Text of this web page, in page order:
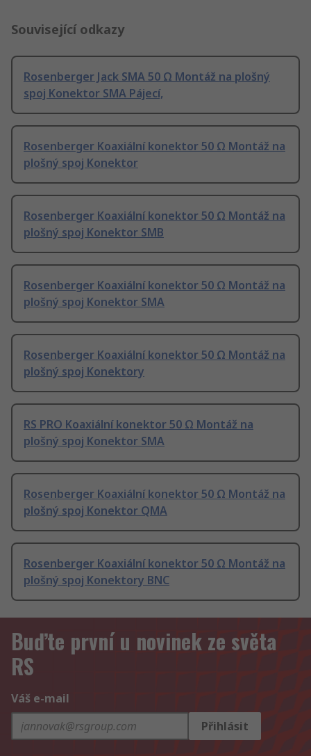
Související odkazy
Rosenberger Jack SMA 50 Ω Montáž na plošný
spoj Konektor SMA Pájecí,
Rosenberger Koaxiální konektor 50 Ω Montáž na
plošný spoj Konektor
Rosenberger Koaxiální konektor 50 Ω Montáž na
plošný spoj Konektor SMB
Rosenberger Koaxiální konektor 50 Ω Montáž na
plošný spoj Konektor SMA
Rosenberger Koaxiální konektor 50 Ω Montáž na
plošný spoj Konektory
RS PRO Koaxiální konektor 50 Ω Montáž na
plošný spoj Konektor SMA
Rosenberger Koaxiální konektor 50 Ω Montáž na
plošný spoj Konektor QMA
Rosenberger Koaxiální konektor 50 Ω Montáž na
plošný spoj Konektory BNC
Buďte první u novinek ze světa
RS
Váš e-mail
Přihlásit